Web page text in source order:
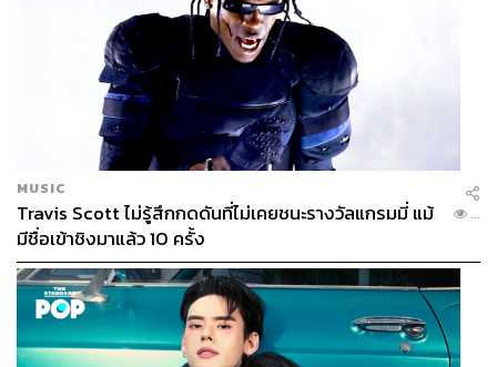
MUSIC
Travis Scott ไม่รู้สึกกดดันที่ไม่เคยชนะรางวัลแกรมมี่ แม้
มีชื่อเข้าชิงมาแล้ว 10 ครั้ง
...